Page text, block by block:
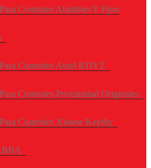
Controles Abatibles Y Fijos
Controles Autel KDYZ
Controles Proximidad Originales
Controles Xhorse Keydiy